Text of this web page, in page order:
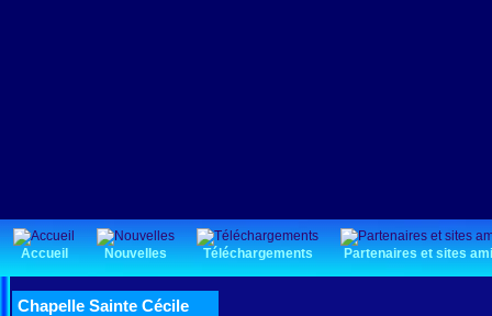
Accueil Nouvelles Téléchargements Partenaires et sites
Chapelle Sainte Cécile